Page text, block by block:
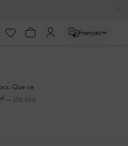
Français
Que ce
Lire plus